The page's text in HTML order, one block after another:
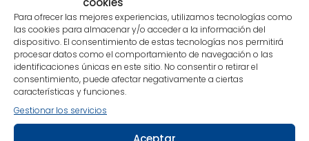
Para ofrecer las mejores experiencias, utilizamos tecnologías como
las cookies para almacenar y/o acceder a la información del
dispositivo. El consentimiento de estas tecnologías nos permitirá
procesar datos como el comportamiento de navegación o las
identificaciones únicas en este sitio. No consentir o retirar el
consentimiento, puede afectar negativamente a ciertas
características y funciones.
Gestionar los servicios
Suscríbete a nuestra Newsletter y
descubre un poco más nuestra
editorial
¡Es sencillo!Selecciona la temática que más te
interese y estarás al día tanto de nuestras
publicaciones más recientes como de noticias
relacionadas con nuestra editorial.